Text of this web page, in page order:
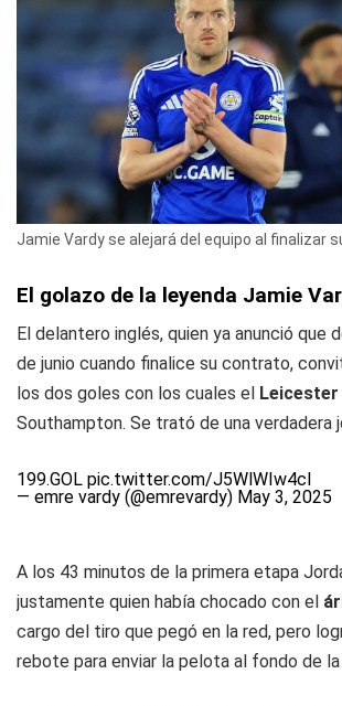
Jamie Vardy se alejará del equipo al finalizar
El golazo de la leyenda Jamie
El delantero inglés, quien ya anunció que
de junio cuando finalice su contrato,
los dos goles con los cuales el
Leicester
Southampton. Se trató de una verdadera
199.GOL pic.twitter.com/J5WlWIw4cI
— emre vardy (@emrevardy) May 3, 2025
A los 43 minutos de la primera etapa
justamente quien había chocado con el
cargo del tiro que pegó en la red, pero
rebote para enviar la pelota al fondo de la